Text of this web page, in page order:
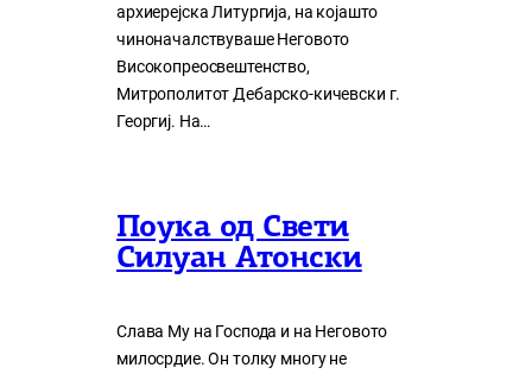
архиерејска Литургија, на којашто
чиноначалствуваше Неговото
Високопреосвештенство,
Митрополитот Дебарско-кичевски г.
Георгиј. На…
Поука од Свети
Силуан Атонски
Слава Му на Господа и на Неговото
милосрдие. Он толку многу нe